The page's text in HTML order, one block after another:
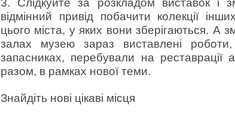
3. Слідкуйте за розкладом виставок і
відмінний привід побачити колекції
цього міста, у яких вони зберігаються. А
залах музею зараз виставлені
запасниках, перебували на
разом, в рамках нової теми.
Знайдіть нові цікаві місця